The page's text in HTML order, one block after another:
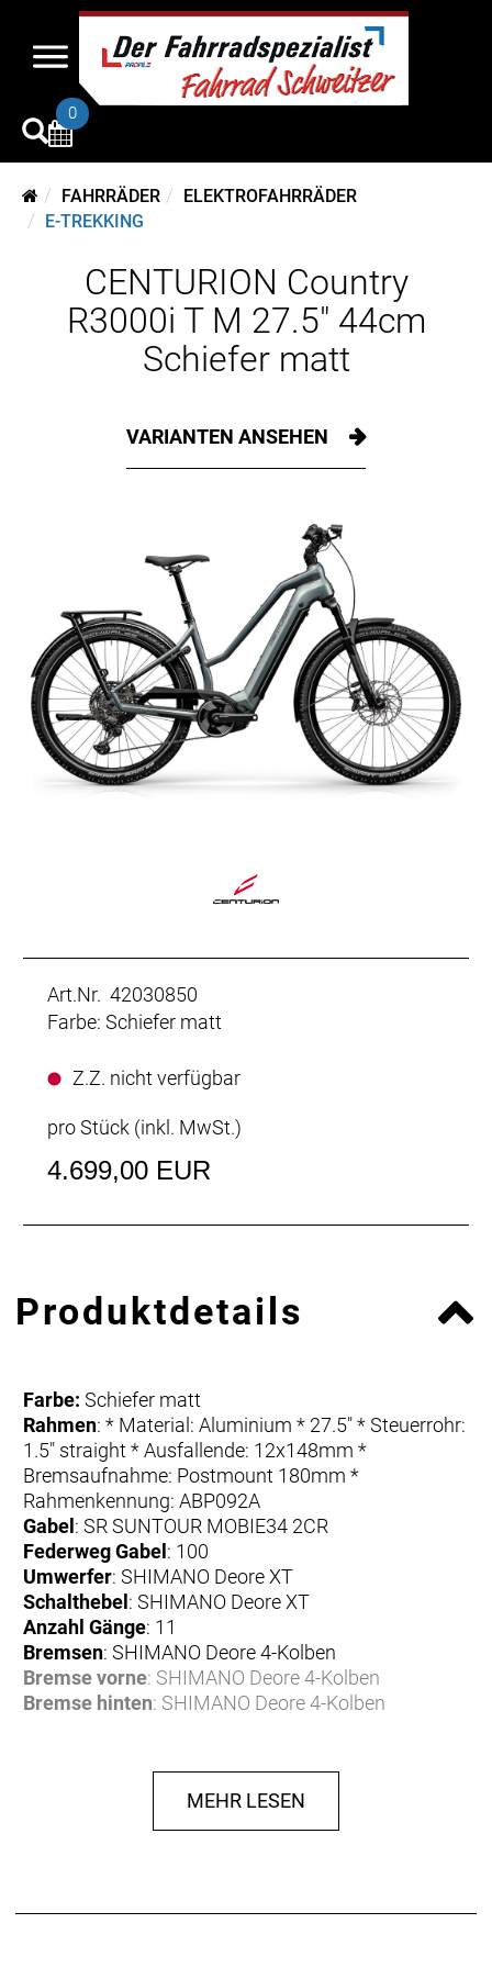
0
FAHRRÄDER
ELEKTROFAHRRÄDER
E-TREKKING
CENTURION Country
R3000i T M 27.5" 44cm
Schiefer matt
VARIANTEN ANSEHEN
Art.Nr. 42030850
Farbe: Schiefer matt
Z.Z. nicht verfügbar
pro Stück (inkl. MwSt.)
4.699,00 EUR
Produktdetails
Farbe: Schiefer matt
Rahmen: * Material: Aluminium * 27.5" * Steuerrohr:
1.5" straight * Ausfallende: 12x148mm *
Bremsaufnahme: Postmount 180mm *
Rahmenkennung: ABP092A
Gabel: SR SUNTOUR MOBIE34 2CR
Federweg Gabel: 100
Umwerfer: SHIMANO Deore XT
Schalthebel: SHIMANO Deore XT
Anzahl Gänge: 11
Bremsen: SHIMANO Deore 4-Kolben
Bremse vorne: SHIMANO Deore 4-Kolben
Bremse hinten: SHIMANO Deore 4-Kolben
Bremsscheibe vorne: SHIMANO Deore
Bremsscheibe hinten: SHIMANO Deore
: PROCRAFT MD25
MEHR LESEN